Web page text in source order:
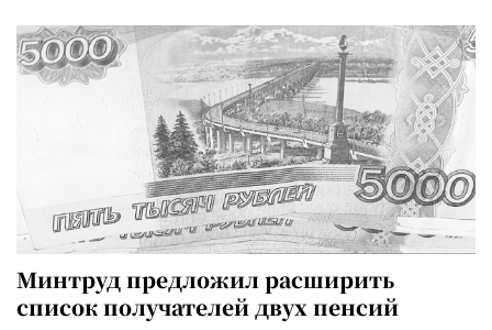
Минтруд предложил расширить
список получателей двух пенсий